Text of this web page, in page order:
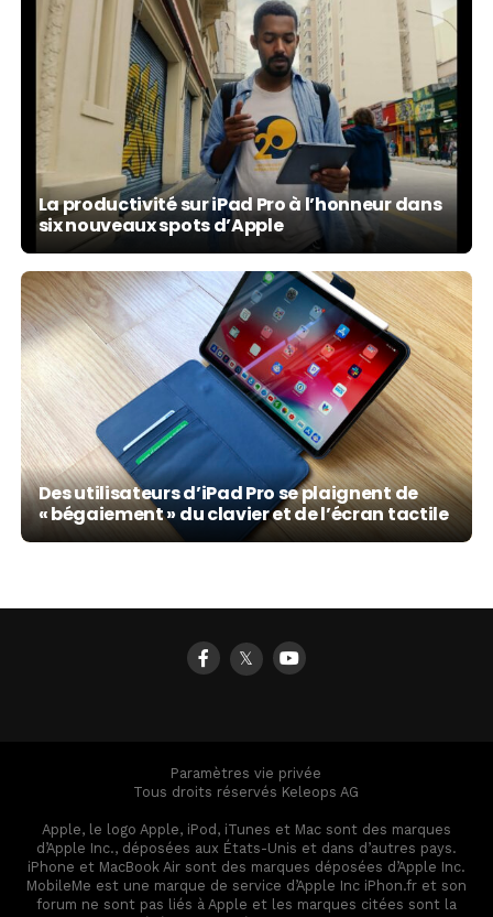
La productivité sur iPad Pro à l’honneur dans
six nouveaux spots d’Apple
Des utilisateurs d’iPad Pro se plaignent de
« bégaiement » du clavier et de l’écran tactile
𝕏
Paramètres vie privée
Tous droits réservés Keleops AG
Apple, le logo Apple, iPod, iTunes et Mac sont des marques
d’Apple Inc., déposées aux États-Unis et dans d’autres pays.
iPhone et MacBook Air sont des marques déposées d’Apple Inc.
MobileMe est une marque de service d’Apple Inc iPhon.fr et son
forum ne sont pas liés à Apple et les marques citées sont la